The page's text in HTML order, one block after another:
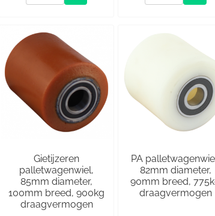
Gietijzeren
palletwagenwiel,
85mm diameter,
100mm breed, 900kg
draagvermogen
PA
82mm diameter,
90mm breed,
draagvermogen